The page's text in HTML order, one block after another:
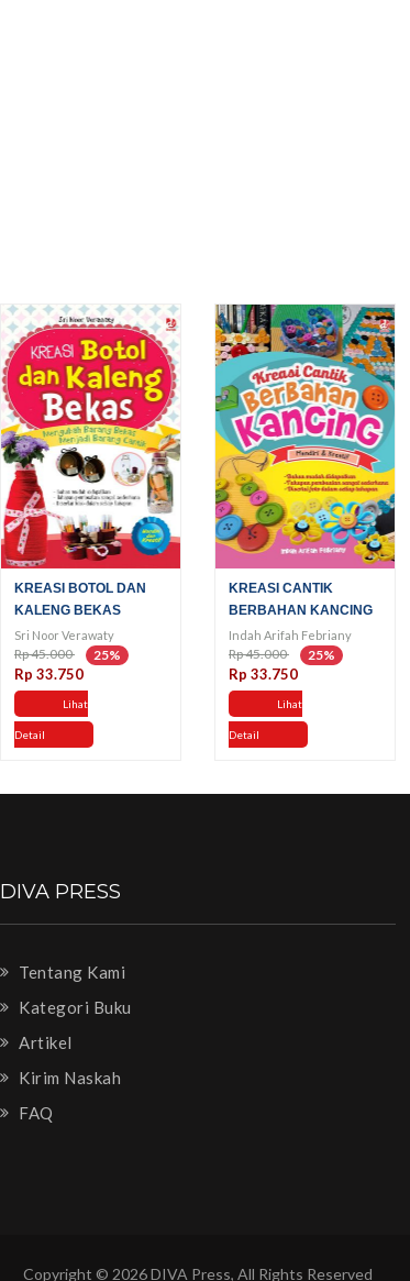
KREASI BOTOL DAN
KALENG BEKAS
Sri Noor Verawaty
Rp 45.000 25%
Rp 33.750
Lihat
Detail
KREASI CANTIK
BERBAHAN KANCING
Indah Arifah Febriany
Rp 45.000 25%
Rp 33.750
Lihat
Detail
DIVA PRESS
Tentang Kami
Kategori Buku
Artikel
Kirim Naskah
FAQ
Copyright © 2026 DIVA Press, All Rights Reserved